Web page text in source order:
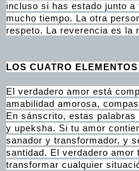
incluso si has estado junto a
mucho tiempo. La otra
respeto. La reverencia es la
LOS CUATRO
El verdadero amor está
amabilidad amorosa,
En sánscrito, estas
y upeksha. Si tu amor
sanador y transformador, y
santidad. El verdadero amor
transformar cualquier